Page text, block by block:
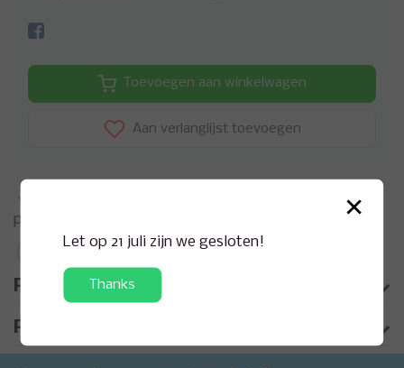
Toevoegen aan winkelwagen
Aan verlanglijst toevoegen
Neem contact op over dit
product
Toevoegen aan vergelijking
Productomschrijving
Product informatie
×
Let op 21 juli zijn we gesloten!
Thanks